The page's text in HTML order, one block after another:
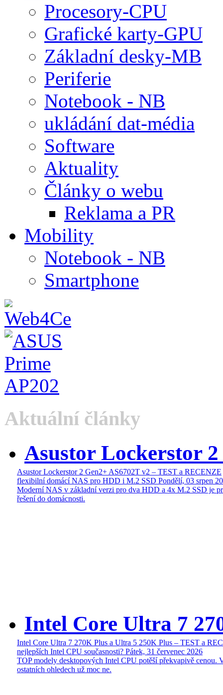
Procesory-CPU
Grafické karty-GPU
Základní desky-MB
Periferie
Notebook - NB
ukládání dat-média
Software
Aktuality
Články o webu
Reklama a PR
Mobility
Notebook - NB
Smartphone
Aktuální články
Asustor Lockerstor
Asustor Lockerstor 2 Gen2+ AS6702T v2 – TEST a RECENZE
flexibilní domácí NAS pro HDD i M.2 SSD Pondělí, 03 srpen
Moderní NAS v základní verzi pro dva HDD a 4x M.2 SSD je
řešení do domácnosti.
Intel Core Ultra 7
Intel Core Ultra 7 270K Plus a Ultra 5 250K Plus – TEST a
nejlepších Intel CPU současnosti? Pátek, 31 červenec 2026
TOP modely desktopových Intel CPU potěší překvapivě cenou.
ostatních ohledech už moc ne.